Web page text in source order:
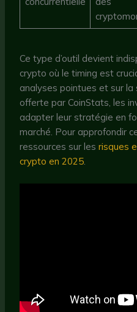
Ce type d’outil devient
crypto où le timing est
analyses pointues et sur la
offerte par CoinStats, les
adapter leur stratégie en
marché. Pour approfondir
ressources sur lesrisques
crypto en 2025.